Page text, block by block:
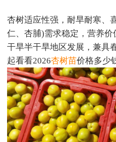
杏树适应性强，耐旱耐寒、
仁、杏脯)需求稳定，营养价
干旱半干旱地区发展，兼具
起看看2026杏树苗价格多少